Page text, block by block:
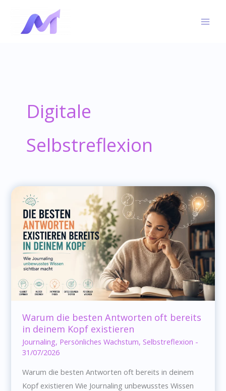
content
Digitale
Selbstreflexion
Warum die besten Antworten oft bereits
in deinem Kopf existieren
Journaling, Persönliches Wachstum,Selbstreflexion -
31/07/2026
Warum die besten Antworten oft bereits in deinem
Kopf existieren Wie Journaling unbewusstes Wissen